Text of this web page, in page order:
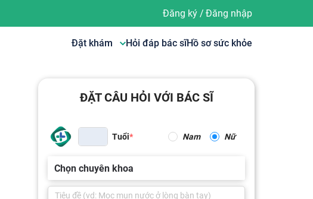
Đăng ký/ Đăng nhập
Đặt khám Hỏi đáp bác sĩHồ sơ sức khỏe
ĐẶT CÂU HỎI VỚI BÁC SĨ
Tuổi Nam Nữ
Chọn chuyên khoa